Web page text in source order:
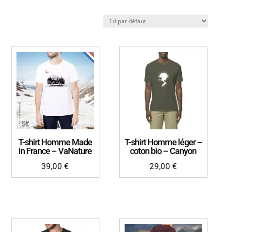
T-shirt Homme Made
in France – VaNature
39,00€
T-shirt Homme léger –
coton bio – Canyon
29,00€